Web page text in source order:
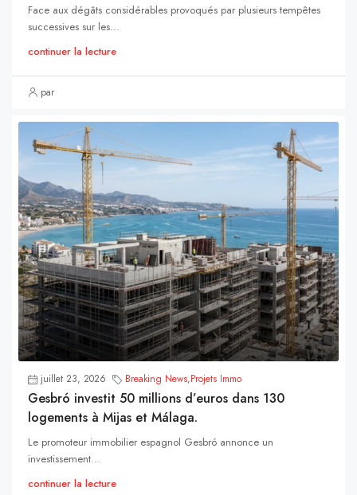
Face aux dégâts considérables provoqués par plusieurs tempêtes
successives sur les...
continuer la lecture
par
juillet 23, 2026 Breaking News,Projets Immo
Gesbró investit 50 millions d’euros dans 130
logements à Mijas et Málaga.
Le promoteur immobilier espagnol Gesbró annonce un
investissement...
continuer la lecture